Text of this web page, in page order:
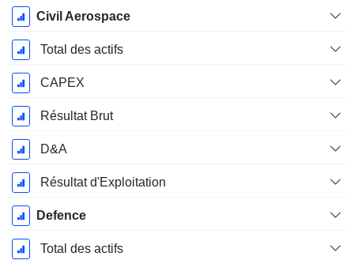
Décembre
Civil Aerospace
Total des actifs
CAPEX
Résultat Brut
D&A
Résultat d'Exploitation
Defence
Total des actifs